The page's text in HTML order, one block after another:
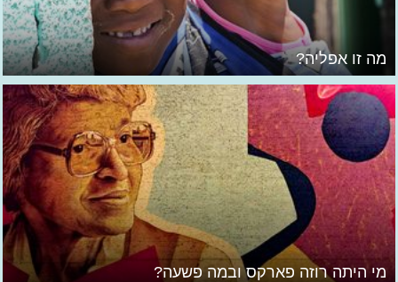
מה זו אפליה?
מי היתה רוזה פארקס ובמה פשעה?